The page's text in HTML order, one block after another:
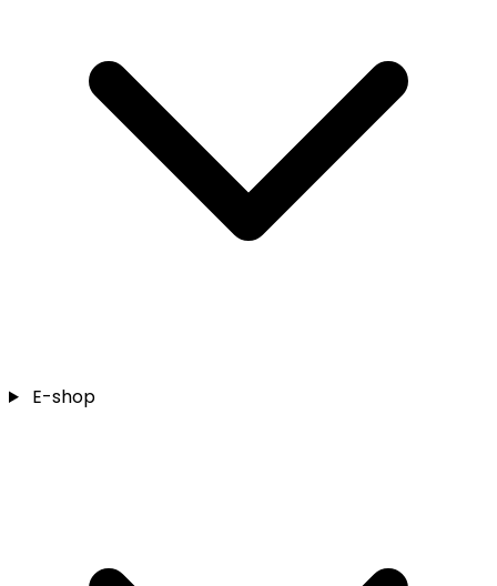
E-shop